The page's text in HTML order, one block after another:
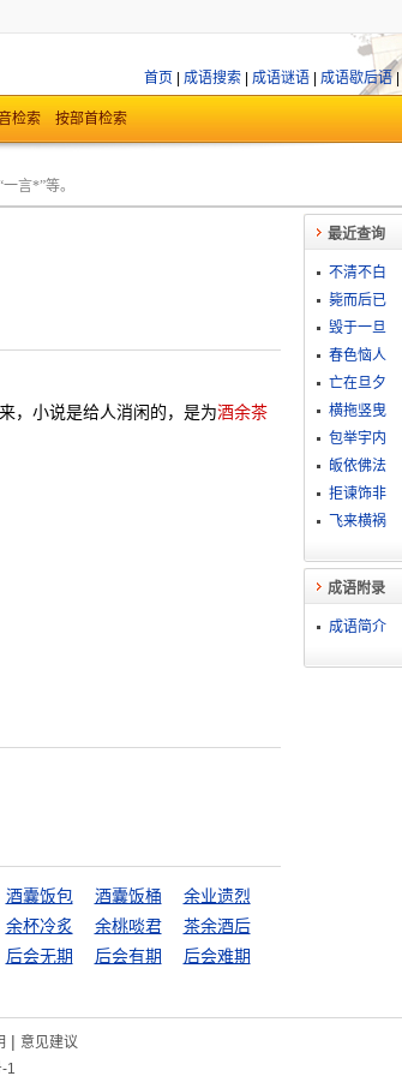
首页 成语搜索| 成语谜语| 成语歇后语|
检索 按部首检索
言*”等。
，小说是给人消闲的，是为酒余茶
酒囊饭包 酒囊饭桶
余业遗烈
余杯冷炙 余桃啖君
茶余酒后
后会无期 后会有期
后会难期
最近查询
不清不白
毙而后已
毁于一旦
春色恼人
亡在旦夕
横拖竖曳
包举宇内
皈依佛法
拒谏饰非
飞来横祸
成语附录
成语简介
| 意见建议
1